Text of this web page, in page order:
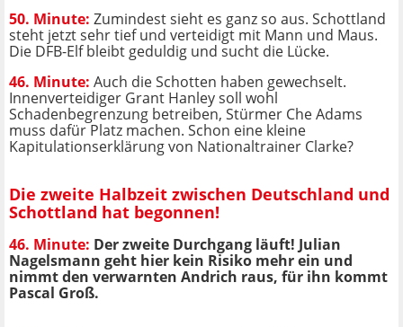
50. Minute: Zumindest sieht es ganz so aus. Schottland
steht jetzt sehr tief und verteidigt mit Mann und Maus.
Die DFB-Elf bleibt geduldig und sucht die Lücke.
46. Minute: Auch die Schotten haben gewechselt.
Innenverteidiger Grant Hanley soll wohl
Schadenbegrenzung betreiben, Stürmer Che Adams
muss dafür Platz machen. Schon eine kleine
Kapitulationserklärung von Nationaltrainer Clarke?
Die zweite Halbzeit zwischen Deutschland und
Schottland hat begonnen!
46. Minute: Der zweite Durchgang läuft! Julian
Nagelsmann geht hier kein Risiko mehr ein und
nimmt den verwarnten Andrich raus, für ihn kommt
Pascal Groß.